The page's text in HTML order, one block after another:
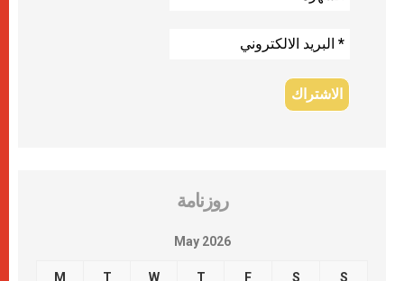
روزنامة
May 2026
M T W T F S S